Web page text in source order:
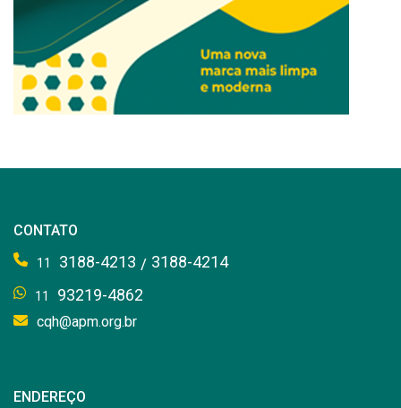
CONTATO
11 3188-4213 / 3188-4214
11 93219-4862
cqh@apm.org.br
ENDEREÇO